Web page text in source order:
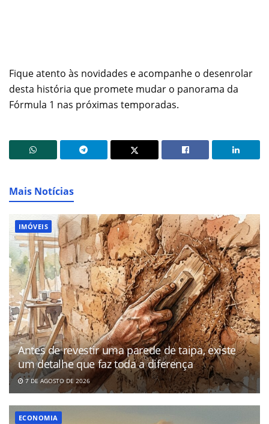
Fique atento às novidades e acompanhe o desenrolar
desta história que promete mudar o panorama da
Fórmula 1 nas próximas temporadas.
Mais Notícias
IMÓVEIS
Antes de revestir uma parede de taipa, existe
um detalhe que faz toda a diferença
7 DE AGOSTO DE 2026
ECONOMIA